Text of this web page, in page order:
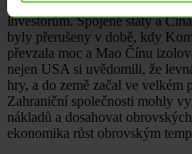
V roce 1979 se Peking rozhodl
investorům. Spojené státy a
byly přerušeny v době, kdy
převzala moc a Mao Čínu
nejen USA si uvědomili, že
hry, a do země začal ve velkém
Zahraniční společnosti mohly
nákladů a dosahovat
ekonomika růst obrovským